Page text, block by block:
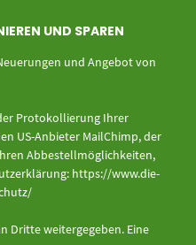
UND SPAREN
und Angebot von
Protokollierung Ihrer
US-Anbieter MailChimp, der
Abbestellmöglichkeiten,
https://www.die-
Dritte weitergegeben. Eine